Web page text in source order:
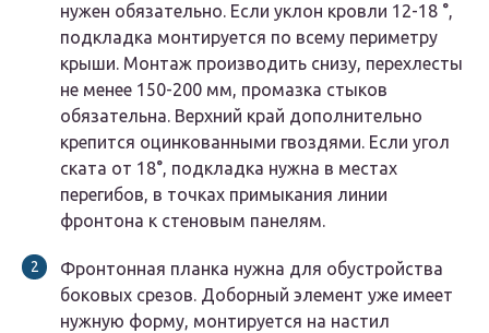
нужен обязательно. Если уклон кровли 12-18 °,
подкладка монтируется по всему периметру
крыши. Монтаж производить снизу, перехлесты
не менее 150-200 мм, промазка стыков
обязательна. Верхний край дополнительно
крепится оцинкованными гвоздями. Если угол
ската от 18°, подкладка нужна в местах
перегибов, в точках примыкания линии
фронтона к стеновым панелям.
Фронтонная планка нужна для обустройства
боковых срезов. Доборный элемент уже имеет
нужную форму, монтируется на настил